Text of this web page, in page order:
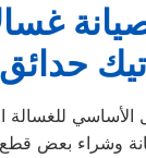
للغسالة
وشراء بعض قطع